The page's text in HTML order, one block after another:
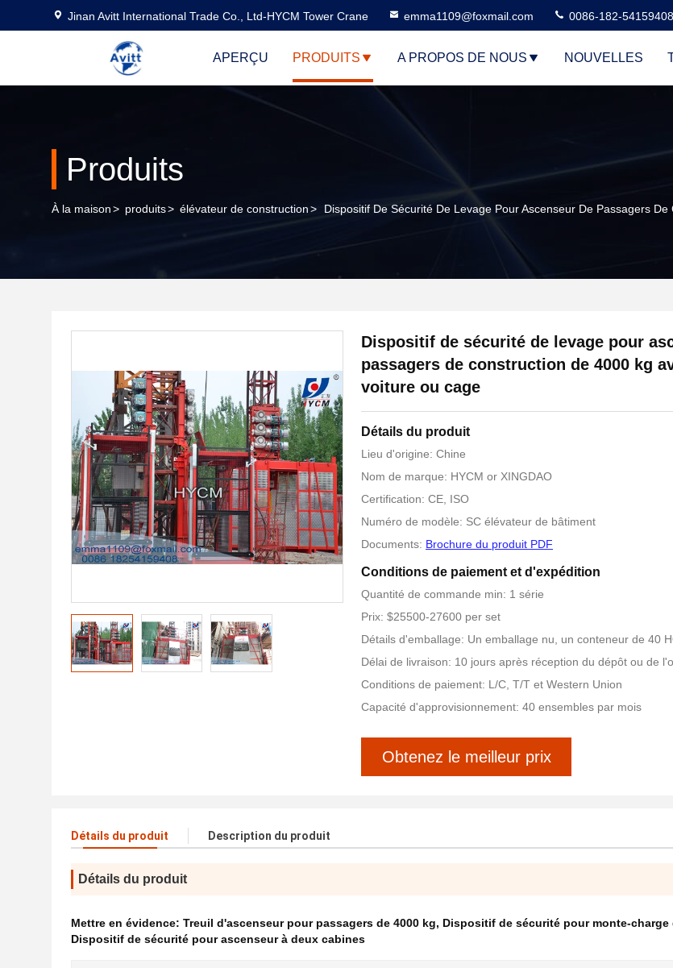
Jinan Avitt International Trade Co., Ltd-HYCM Tower Crane emma1109@foxmail.com 0086-182-54159408
APERÇU PRODUITS A PROPOS DE NOUS NOUVELLES
Produits
À la maison> produits> élévateur de construction> Dispositif De Sécurité De Levage Pour Ascenseur De Passagers
Dispositif de sécurité de levage pour
passagers de construction de 4000 kg
voiture ou cage
Détails du produit
Lieu d'origine: Chine
Nom de marque: HYCM or XINGDAO
Certification: CE, ISO
Numéro de modèle: SC élévateur de bâtiment
Documents: Brochure du produit PDF
Conditions de paiement et d'expédition
Quantité de commande min: 1 série
Prix: $25500-27600 per set
Détails d'emballage: Un emballage nu, un conteneur de 40
Délai de livraison: 10 jours après réception du dépôt ou de
Conditions de paiement: L/C, T/T et Western Union
Capacité d'approvisionnement: 40 ensembles par mois
Obtenez le meilleur prix
Détails du produit Description du produit
Détails du produit
Mettre en évidence: Treuil d'ascenseur pour passagers de 4000 kg, Dispositif de sécurité pour monte-charge
Dispositif de sécurité pour ascenseur à deux cabines